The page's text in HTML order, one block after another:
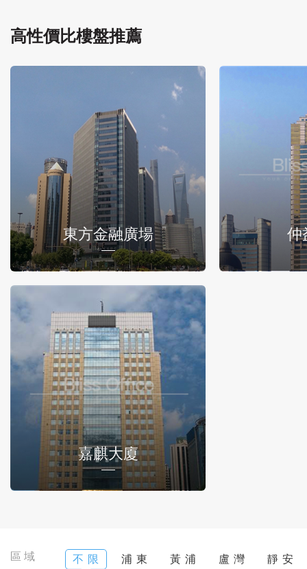
高性價比樓盤推薦
東方金融廣場 仲
嘉麒大廈
區域 不 限 浦 東 黃 浦 盧 灣 靜 安